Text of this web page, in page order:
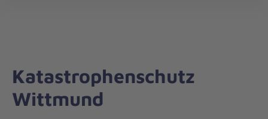
Katastrophenschutz
Wittmund